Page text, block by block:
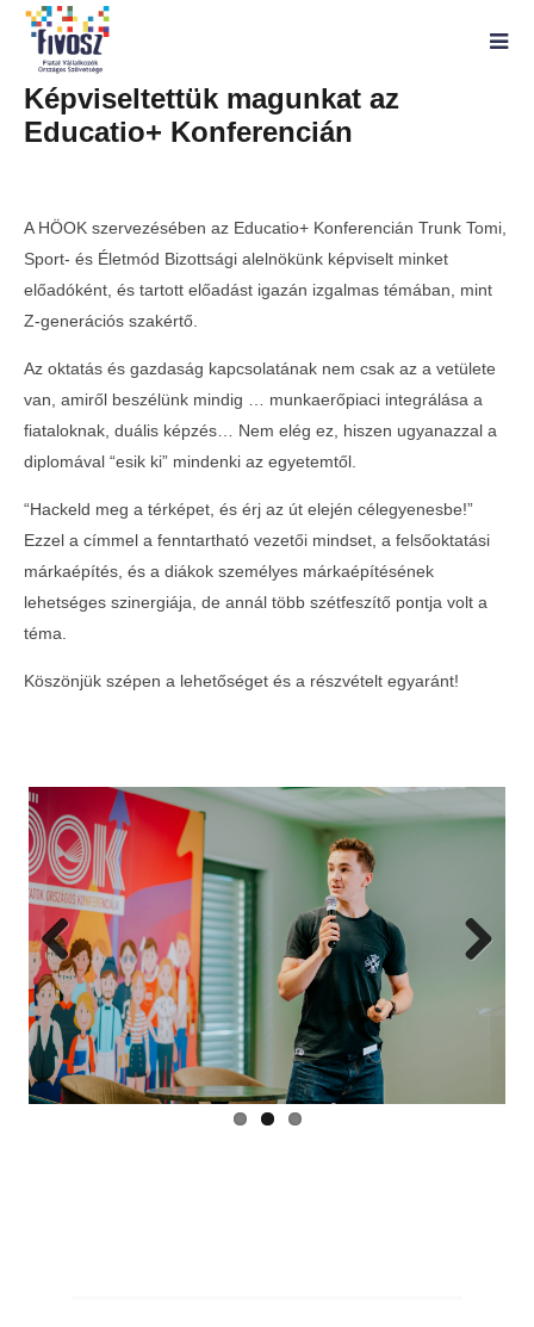
Képviseltettük magunkat az
Educatio+ Konferencián
MOST NÉZED
Képviseltettük magunkat az Educatio+
Konferencián
a
A HÖOK szervezésében az Educatio+ Konferencián Trunk Tomi,
Sport- és Életmód Bizottsági alelnökünk képviselt minket
előadóként, és tartott előadást igazán izgalmas témában, mint
Z-generációs szakértő.
Az oktatás és gazdaság kapcsolatának nem csak az a vetülete
van, amiről beszélünk mindig … munkaerőpiaci integrálása a
fiataloknak, duális képzés… Nem elég ez, hiszen ugyanazzal a
diplomával “esik ki” mindenki az egyetemtől.
“Hackeld meg a térképet, és érj az út elején célegyenesbe!”
Ezzel a címmel a fenntartható vezetői mindset, a felsőoktatási
márkaépítés, és a diákok személyes márkaépítésének
lehetséges szinergiája, de annál több szétfeszítő pontja volt a
téma.
Köszönjük szépen a lehetőséget és a részvételt egyaránt!
Previous